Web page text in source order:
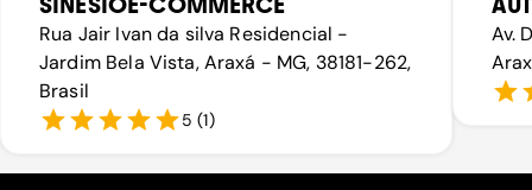
Rua Jair Ivan da silva Residencial -
Jardim Bela Vista, Araxá - MG, 38181-262,
Brasil
5 (1)
Av.